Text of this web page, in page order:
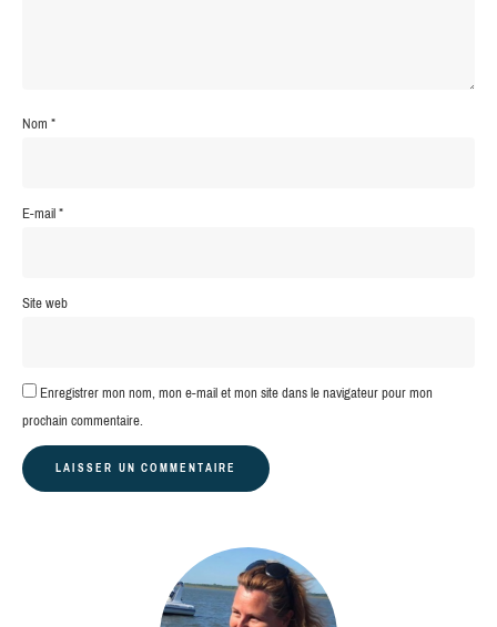
Nom*
E-mail*
Site web
Enregistrer mon nom, mon e-mail et mon site dans le navigateur pour mon
prochain commentaire.